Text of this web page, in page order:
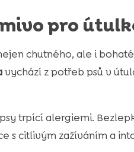
pro
chutného, ale i
vychází z potřeb psů v
trpící alergiemi.
s citlivým zažíváním a